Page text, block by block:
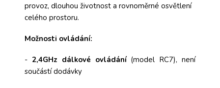
provoz, dlouhou životnost a rovnoměrné osvětlení
celého prostoru.
Možnosti ovládání:
- 2,4GHz dálkové ovládání(model RC7), není
součástí dodávky